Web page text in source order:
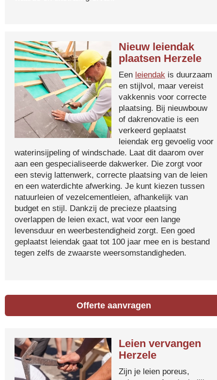
Nieuw leiendak
plaatsen Herzele
Een leiendak is duurzaam
en stijlvol, maar vereist
vakkennis voor correcte
plaatsing. Bij nieuwbouw
of dakrenovatie is een
verkeerd geplaatst
leiendak erg gevoelig voor
waterinsijpeling of windschade. Laat dit daarom over
aan een gespecialiseerde dakwerker. Die zorgt voor
een stevig lattenwerk, correcte plaatsing van de leien
en een waterdichte afwerking. Je kunt kiezen tussen
natuurleien of vezelcementleien, afhankelijk van
budget en stijl. Dankzij de precieze plaatsing
overlappen de leien exact, wat voor een lange
levensduur en weerbestendigheid zorgt. Een goed
geplaatst leiendak gaat tot 100 jaar mee en is bestand
tegen zelfs de zwaarste weersomstandigheden.
Offerte aanvragen
Leien vervangen
Herzele
Zijn je leien poreus,